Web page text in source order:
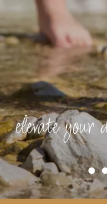
elevate your